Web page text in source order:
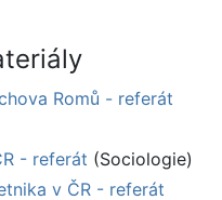
Romů - referát
- referát (Sociologie)
v ČR - referát